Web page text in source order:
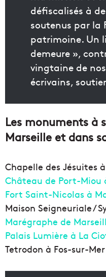
défiscalisés à
soutenus par la
patrimoine. Un
demeure »,
vingtaine de
écrivains,
Les monuments à
Marseille et dans
Chapelle des Jésuites
Château de Port-Miou
Fort Saint-Nicolas à
Maison Seigneuriale /
Marégraphe de
Palais Lumière à La
Tetrodon à Fos-sur-